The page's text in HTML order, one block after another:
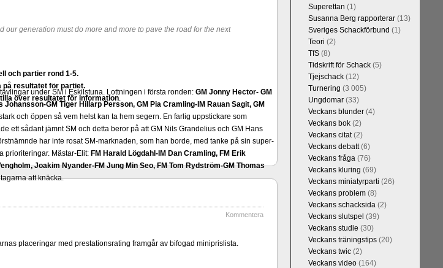
under SM i Eskilstuna. Lottningen i första ronden: GM Jonny Hector- GM
GM Tiger Hillarp Persson, GM Pia Cramling-IM Rauan Sagit, GM
och öppen så vem helst kan ta hem segern. En farlig uppstickare som
ett sådant jämnt SM och detta beror på att GM Nils Grandelius och GM Hans
har inte rosat SM-marknaden, som han borde, med tanke på sin super-
prioriteringar. Mästar-Elit: FM Harald Lögdahl-IM Dan Cramling, FM Erik
Joakim Nyander-FM Jung Min Seo, FM Tom Rydström-GM Thomas
att knäcka.
our generation must do more and more to pave the road for the next
och partier rond 1-5.
på resultatet för partiet.
över resultatet för information.
Kommentera
placeringar med prestationsrating framgår av bifogad miniprislista.
Superettan (1)
Susanna Berg rapporterar(13)
Sveriges Schackförbund (1)
Teori (2)
TfS(8)
Tidskrift för Schack(5)
Tjejschack(12)
Turnering (3 005)
Ungdomar(33)
Veckans blunder(4)
Veckans bok(2)
Veckans citat(2)
Veckans debatt(6)
Veckans fråga(76)
Veckans kluring (69)
Veckans miniatyrparti (26)
Veckans problem(8)
Veckans schacksida(2)
Veckans slutspel (39)
Veckans studie (30)
Veckans träningstips(20)
Veckans twic(2)
Veckans video(164)